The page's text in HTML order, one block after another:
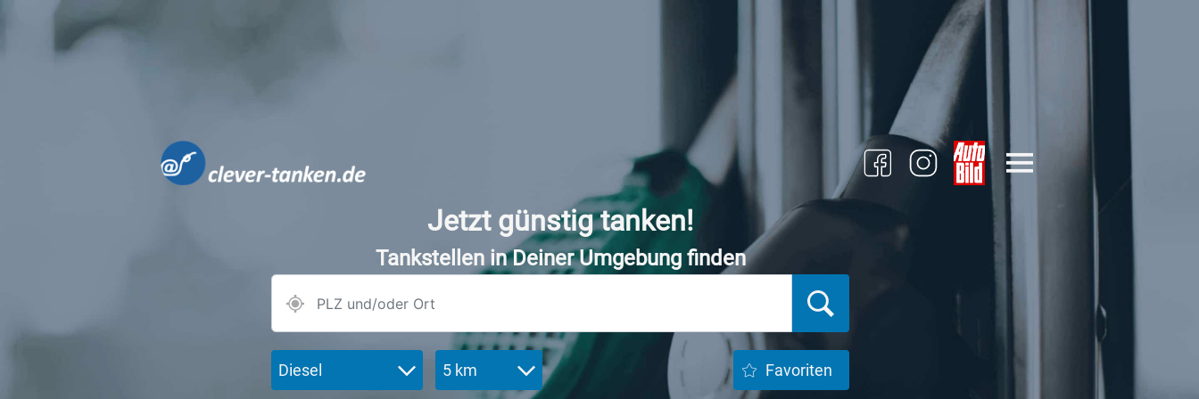
Jetzt günstig tanken!
Tankstellen in Deiner Umgebung finden
Diesel 5 km Favoriten